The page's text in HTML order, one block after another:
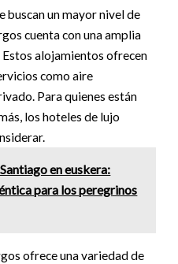
buscan un mayor nivel de
cuenta con una amplia
alojamientos ofrecen
como aire
Para quienes están
los hoteles de lujo
en euskera:
para los peregrinos
ofrece una variedad de